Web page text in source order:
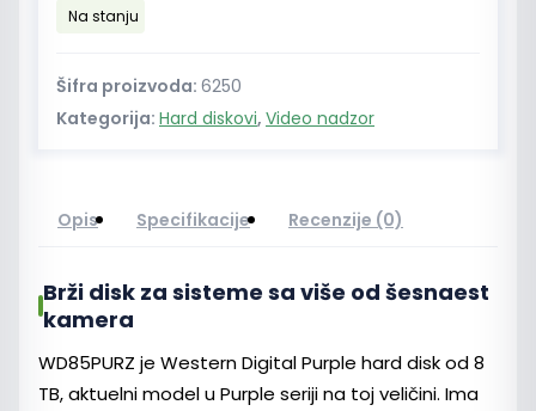
hard
za
video
nadzor
Na stanju
Šifra proizvoda: 6250
Kategorija: Hard diskovi, Video nadzor
Opis Specifikacije Recenzije (0)
Brži disk za sisteme sa više od šesnaest
kamera
WD85PURZ je Western Digital Purple hard disk od 8
TB, aktuelni model u Purple seriji na toj veličini. Ima